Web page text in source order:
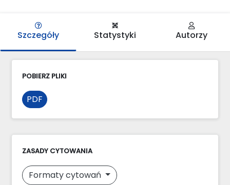
Szczegóły Statystyki Autorzy
POBIERZ PLIKI
PDF
ZASADY CYTOWANIA
Formaty cytowań